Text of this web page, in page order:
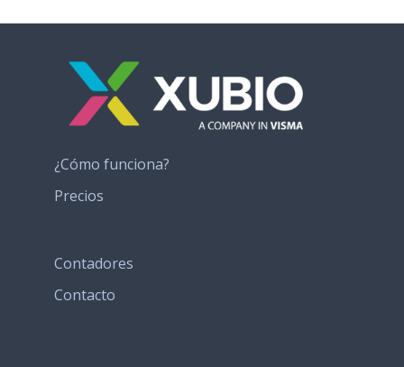
¿Cómo funciona?
Precios
Contadores
Contacto